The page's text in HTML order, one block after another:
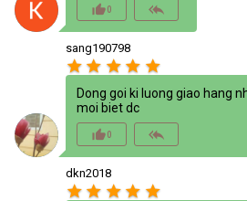
thumb_up_alt0 reply_all
sang190798
star star star star star
Dong goi ki luong giao hang
moi biet dc
thumb_up_alt0 reply_all
dkn2018
star star star star star